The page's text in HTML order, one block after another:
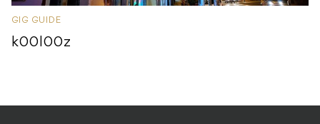
GIG GUIDE
k00l00z